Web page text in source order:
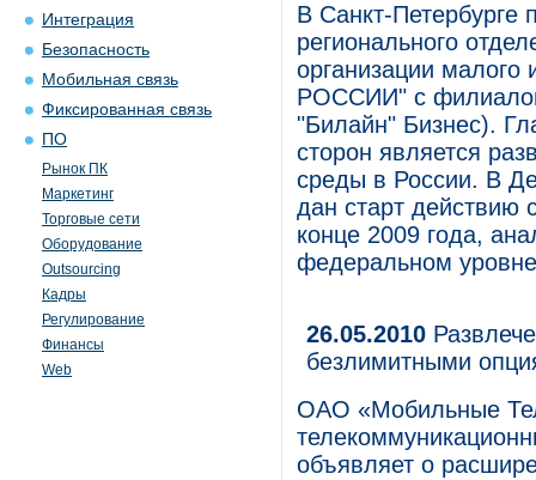
Интеграция
Безопасность
Мобильная связь
Фиксированная связь
ПО
Рынок ПК
Маркетинг
Торговые сети
Оборудование
Outsourcing
Кадры
Регулирование
Финансы
Web
В Санкт-Петербурге
регионального
организации
РОССИИ" с
"Билайн" Бизнес).
сторон является
среды в России. В
дан старт действию
конце 2009 года,
федеральном
26.05.2010
безлимитными
ОАО «Мобильные
объявляет о